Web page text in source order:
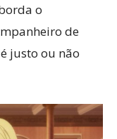
o
de
justo ou não